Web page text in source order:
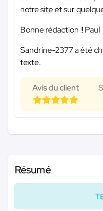
notre site et sur
Bonne rédaction !! Paul
Sandrine-2377 a été
texte.
Avis du client
Résumé